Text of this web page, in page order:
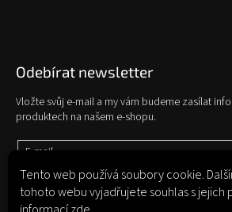
Tento web používá soubory cookie.
tohoto webu vyjadřujete souhlas s jejich
Odebírat newsletter
Vložte svůj e-mail a my vám budeme zasílat
produktech na našem e-shopu.
E-mail
Vložením e-mailu souhlasíte spodmínkami